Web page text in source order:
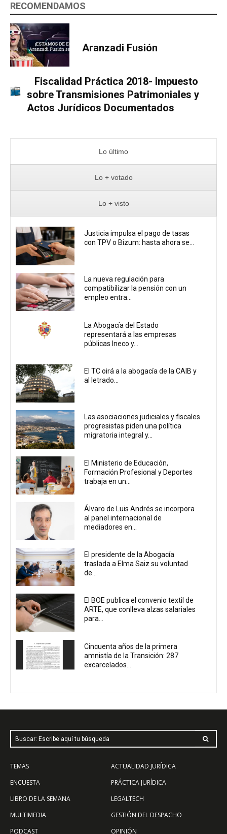
RECOMENDAMOS
Aranzadi Fusión
Fiscalidad Práctica 2018- Impuesto
sobre Transmisiones Patrimoniales y
Actos Jurídicos Documentados
Lo último
Lo + votado
Lo + visto
Justicia impulsa el pago de tasas
con TPV o Bizum: hasta ahora se...
La nueva regulación para
compatibilizar la pensión con un
empleo entra...
La Abogacía del Estado
representará a las empresas
públicas Ineco y...
El TC oirá a la abogacía de la CAIB y
al letrado...
Las asociaciones judiciales y fiscales
progresistas piden una política
migratoria integral y...
El Ministerio de Educación,
Formación Profesional y Deportes
trabaja en un...
Álvaro de Luis Andrés se incorpora
al panel internacional de
mediadores en...
El presidente de la Abogacía
traslada a Elma Saiz su voluntad
de...
El BOE publica el convenio textil de
ARTE, que conlleva alzas salariales
para...
Cincuenta años de la primera
amnistía de la Transición: 287
excarcelados...
Buscar: Escribe aquí tu búsqueda
TEMAS
ENCUESTA
LIBRO DE LA SEMANA
MULTIMEDIA
PODCAST
ACTUALIDAD JURÍDICA
PRÁCTICA JURÍDICA
LEGALTECH
GESTIÓN DEL DESPACHO
OPINIÓN